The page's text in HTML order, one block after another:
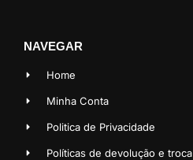
NAVEGAR
Home
Minha Conta
Politica de Privacidade
Políticas de devolução e troca